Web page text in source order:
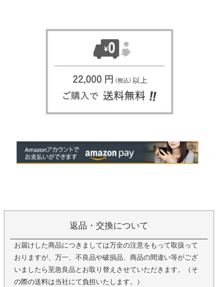
返品・交換について
お届けした商品につきましては万全の注意をもって取扱って
おりますが、万一、不良品や破損品、商品の間違い等がござ
いましたら至急良品とお取り替えさせていただきます。（そ
の際の送料は当社にて負担いたします。）